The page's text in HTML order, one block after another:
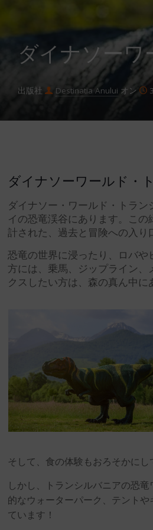
ダイナソー
出版社 Destinatia Anului オン
ダイナソーワールド・
ダイナソー・ワールド・トラ
イの恐竜渓谷にあります。こ
計された、過去と冒険への入り
恐竜の世界に浸ったり、ロバ
方には、乗馬、ジップライン
クスしたい方は、森の真ん中
そして、食の体験もおろそかに
しかし、トランシルバニアの恐
的なウォーターパーク、テント
ています！